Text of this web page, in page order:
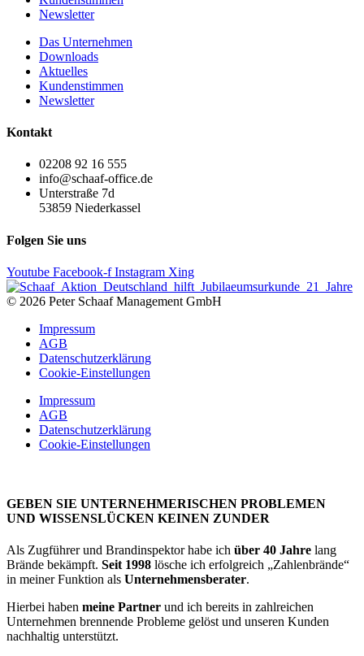
Newsletter
Das Unternehmen
Downloads
Aktuelles
Kundenstimmen
Newsletter
Kontakt
02208 92 16 555
info@schaaf-office.de
Unterstraße 7d
53859 Niederkassel
Folgen Sie uns
Youtube Facebook-f Instagram Xing
© 2026 Peter Schaaf Management GmbH
Impressum
AGB
Datenschutzerklärung
Cookie-Einstellungen
Impressum
AGB
Datenschutzerklärung
Cookie-Einstellungen
GEBEN SIE UNTERNEHMERISCHEN PROBLEMEN
UND WISSENSLÜCKEN KEINEN ZUNDER
Als Zugführer und Brandinspektor habe ich über 40 Jahre lang
Brände bekämpft. Seit 1998 lösche ich erfolgreich „Zahlenbrände“
in meiner Funktion als Unternehmensberater.
Hierbei haben meine Partner und ich bereits in zahlreichen
Unternehmen brennende Probleme gelöst und unseren Kunden
nachhaltig unterstützt.